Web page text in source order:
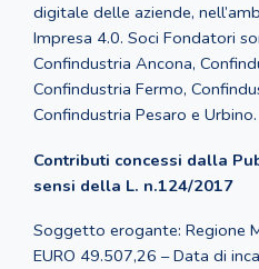
digitale delle aziende,
Impresa 4.0. Soci Fondatori
Confindustria Ancona,
Confindustria Fermo,
Confindustria Pesaro e Urbino.
Contributi concessi dalla
sensi della L. n.124/2017
Soggetto erogante: Regione
EURO 49.507,26 – Data di